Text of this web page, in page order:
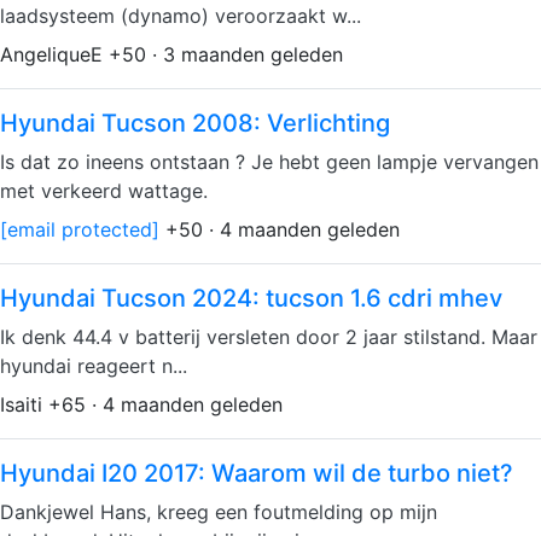
laadsysteem (dynamo) veroorzaakt w...
AngeliqueE +50 · 3 maanden geleden
Hyundai Tucson 2008: Verlichting
Is dat zo ineens ontstaan ? Je hebt geen lampje vervangen
met verkeerd wattage.
[email protected] +50 · 4 maanden geleden
Hyundai Tucson 2024: tucson 1.6 cdri mhev
Ik denk 44.4 v batterij versleten door 2 jaar stilstand. Maar
hyundai reageert n...
Isaiti +65 · 4 maanden geleden
Hyundai I20 2017: Waarom wil de turbo niet?
Dankjewel Hans, kreeg een foutmelding op mijn